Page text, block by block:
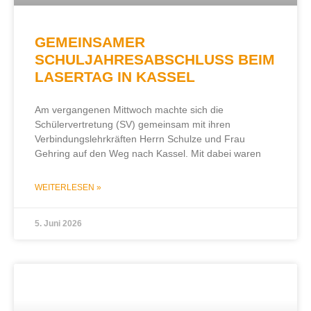
GEMEINSAMER
SCHULJAHRESABSCHLUSS BEIM
LASERTAG IN KASSEL
Am vergangenen Mittwoch machte sich die
Schülervertretung (SV) gemeinsam mit ihren
Verbindungslehrkräften Herrn Schulze und Frau
Gehring auf den Weg nach Kassel. Mit dabei waren
WEITERLESEN »
5. Juni 2026